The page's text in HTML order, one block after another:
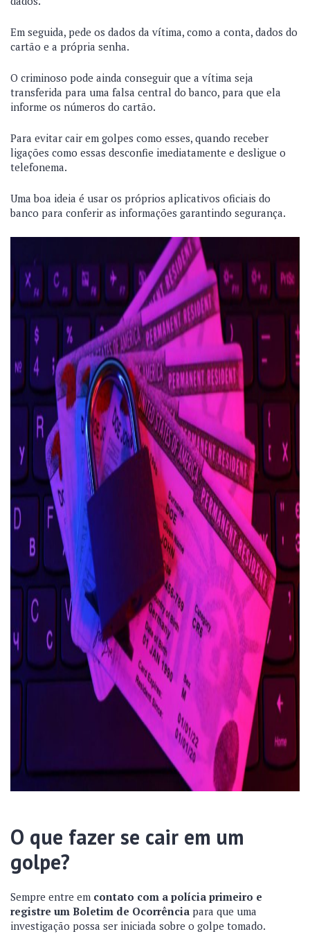
Em seguida, pede os dados da vítima, como a conta, dados do
cartão e a própria senha.
O criminoso pode ainda conseguir que a vítima seja
transferida para uma falsa central do banco, para que ela
informe os números do cartão.
Para evitar cair em golpes como esses, quando receber
ligações como essas desconfie imediatamente e desligue o
telefonema.
Uma boa ideia é usar os próprios aplicativos oficiais do
banco para conferir as informações garantindo segurança.
O que fazer se cair em um
golpe?
Sempre entre em contato com a polícia primeiro e
registre um Boletim de Ocorrência para que uma
investigação possa ser iniciada sobre o golpe tomado.